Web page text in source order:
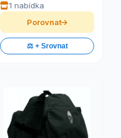
1 nabídka
Porovnat
⚖️ + Srovnat